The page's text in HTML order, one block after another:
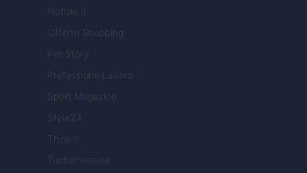
Notizie.it
Offerte Shopping
Pet Story
Professione Lavoro
Sport Magazine
Style24
Think.it
Tuobenessere